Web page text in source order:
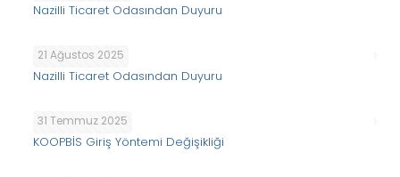
Nazilli Ticaret Odasından Duyuru
21 Ağustos 2025
Nazilli Ticaret Odasından Duyuru
31 Temmuz 2025
KOOPBİS Giriş Yöntemi Değişikliği